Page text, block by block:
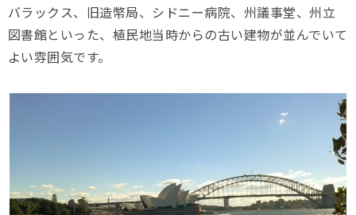
バラックス、旧造幣局、シドニー病院、州議事堂、州立
図書館といった、植民地当時からの古い建物が並んでいて
よい雰囲気です。